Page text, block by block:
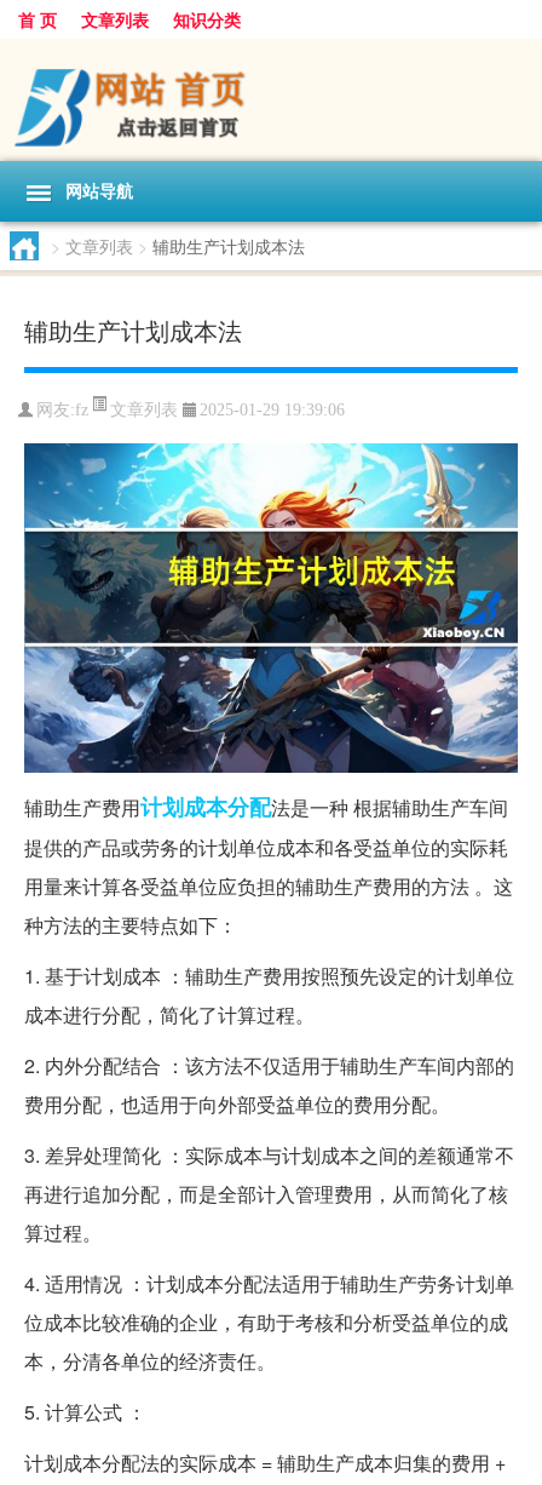
首 页 文章列表 知识分类
网站导航
> 文章列表 > 辅助生产计划成本法
辅助生产计划成本法
网友:fz 文章列表 2025-01-29 19:39:06
辅助生产费用计划成本分配法是一种 根据辅助生产车间
提供的产品或劳务的计划单位成本和各受益单位的实际耗
用量来计算各受益单位应负担的辅助生产费用的方法 。这
种方法的主要特点如下：
1. 基于计划成本 ：辅助生产费用按照预先设定的计划单位
成本进行分配，简化了计算过程。
2. 内外分配结合 ：该方法不仅适用于辅助生产车间内部的
费用分配，也适用于向外部受益单位的费用分配。
3. 差异处理简化 ：实际成本与计划成本之间的差额通常不
再进行追加分配，而是全部计入管理费用，从而简化了核
算过程。
4. 适用情况 ：计划成本分配法适用于辅助生产劳务计划单
位成本比较准确的企业，有助于考核和分析受益单位的成
本，分清各单位的经济责任。
5. 计算公式 ：
计划成本分配法的实际成本 = 辅助生产成本归集的费用 +